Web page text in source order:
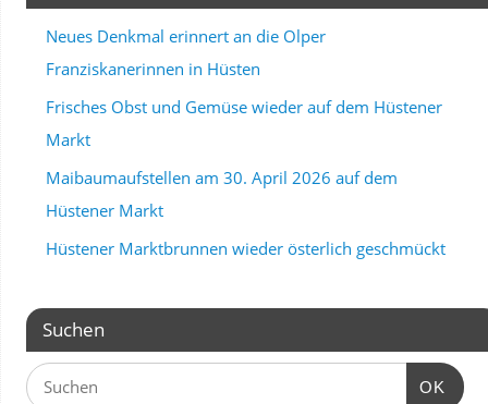
Neues Denkmal erinnert an die Olper
Franziskanerinnen in Hüsten
Frisches Obst und Gemüse wieder auf dem Hüstener
Markt
Maibaumaufstellen am 30. April 2026 auf dem
Hüstener Markt
Hüstener Marktbrunnen wieder österlich geschmückt
Suchen
OK